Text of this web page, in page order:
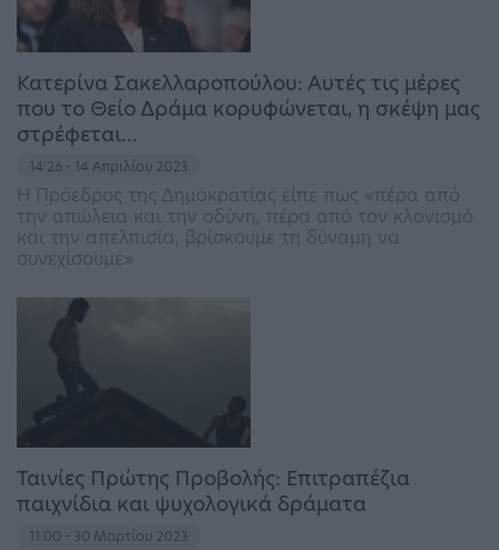
Κατερίνα Σακελλαροπούλου: Αυτές τις μέρες
που το Θείο Δράμα κορυφώνεται, η σκέψη μας
στρέφεται…
14:26 - 14 Απριλίου 2023
Η Πρόεδρος της Δημοκρατίας είπε πως «πέρα από
την απώλεια και την οδύνη, πέρα από τον κλονισμό
και την απελπισία, βρίσκουμε τη δύναμη να
συνεχίσουμε»
Ταινίες Πρώτης Προβολής: Επιτραπέζια
παιχνίδια και ψυχολογικά δράματα
11:00 - 30 Μαρτίου 2023